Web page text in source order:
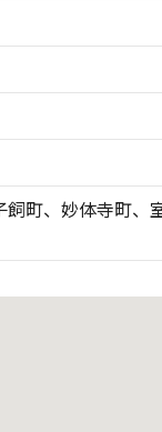
町、妙体寺町、